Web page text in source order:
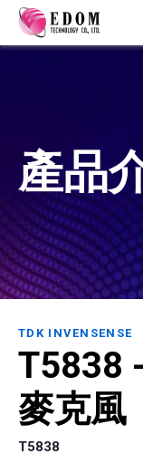
產品
TDK INVENSENSE
T5838
麥克風
T5838